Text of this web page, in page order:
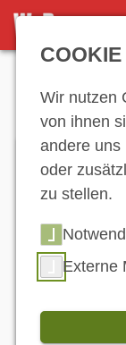
Wir nutzen
von ihnen
andere uns
oder
zu stellen.
Externe